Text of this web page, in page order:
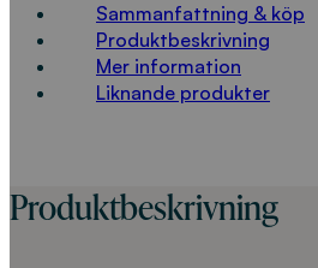
Sammanfattning & köp
Produktbeskrivning
Mer information
Liknande produkter
Produktbeskrivning